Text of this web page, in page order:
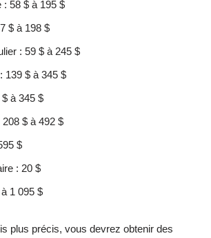
: 58 $ à 195 $
$ à 198 $
: 59 $ à 245 $
139 $ à 345 $
à 345 $
$ à 492 $
$
: 20 $
1 095 $
plus précis, vous devrez obtenir des